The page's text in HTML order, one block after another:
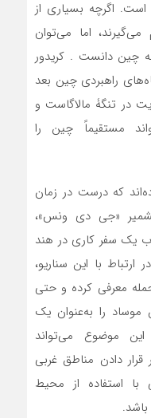
است. اگرچه بسیاری از
اما می‌توان
چین دانست . کریدور
راهبردی چین بعد
در تنگۀ مالاگاست و
مستقیماً چین را
که درست در زمان
«جی دی ونس»،
یک سفر کاری در هند
با این سناریو،
معرفی کرده و حتی
موساد را به‌عنوان یک
این موضوع می‌تواند
دادن مناطق غربی
با استفاده از محیط